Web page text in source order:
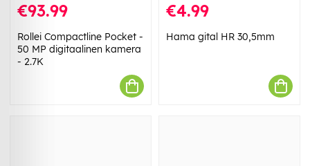
€93.99
Rollei Compactline Pocket -
50 MP digitaalinen kamera
- 2.7K
€4.99
Hama gital HR 30,5mm